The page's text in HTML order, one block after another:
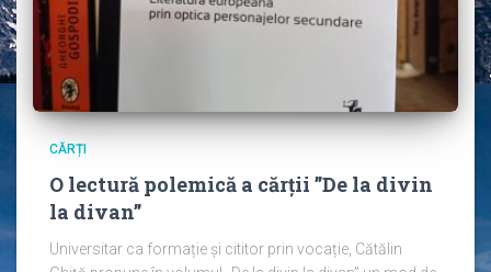
CĂRȚI
O lectură polemică a cărții ”De la divin
la divan”
Universitar ca formație și cititor prin vocație, Cătălin